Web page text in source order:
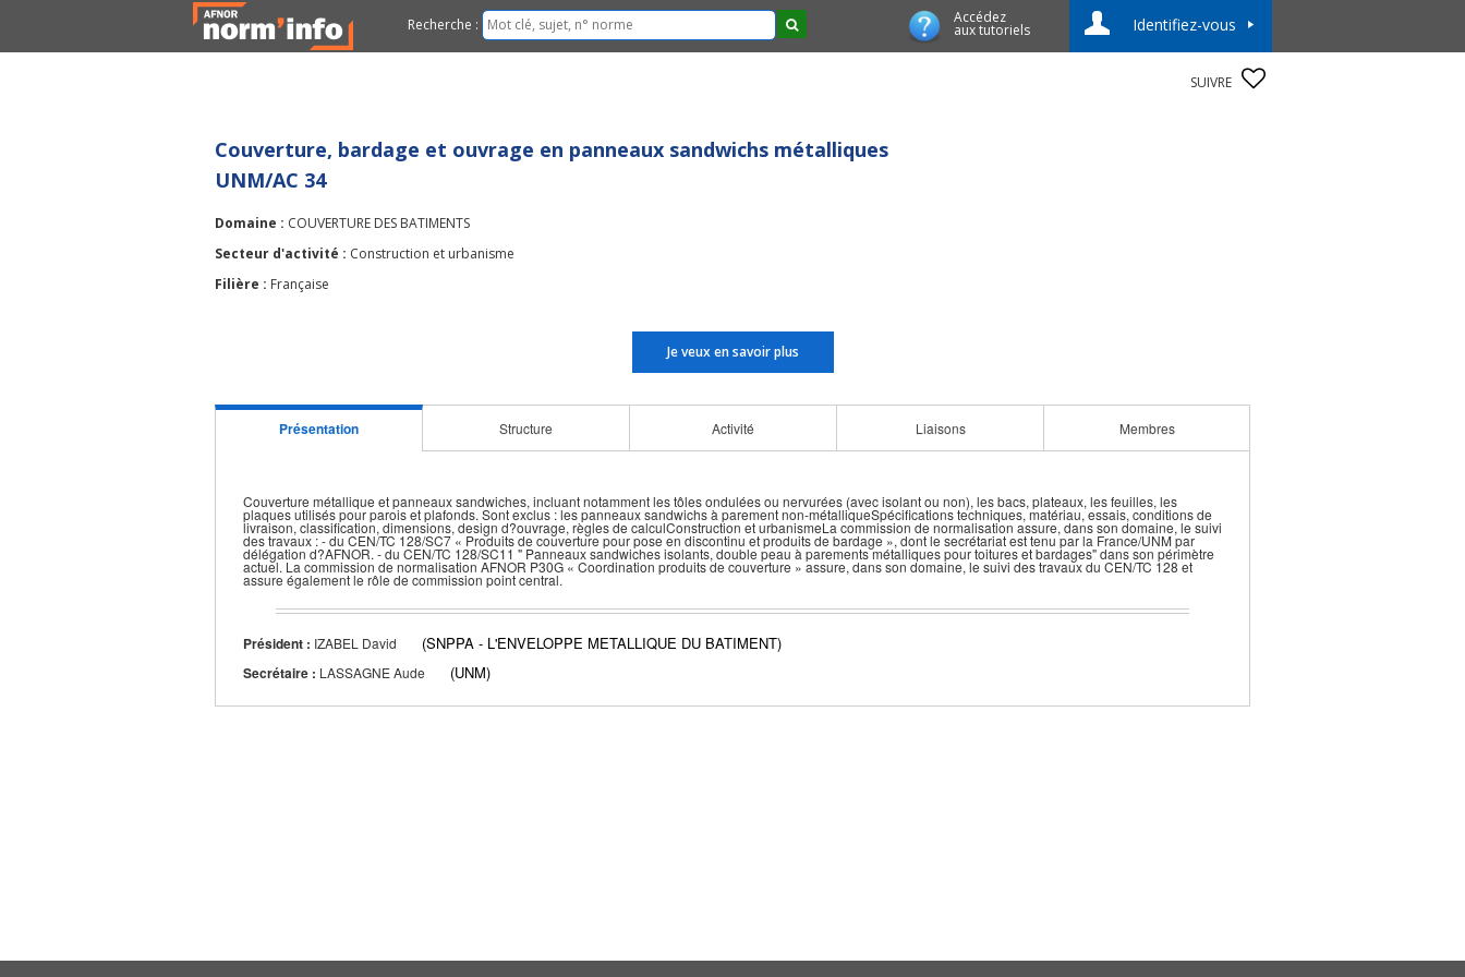
Recherche : Accédez
aux tutoriels Identifiez-vous
SUIVRE
Couverture, bardage et ouvrage en panneaux sandwichs métalliques
UNM/AC 34
Domaine : COUVERTURE DES BATIMENTS
Secteur d'activité : Construction et urbanisme
Filière : Française
Je veux en savoir plus
Présentation Structure Activité Liaisons Membres
Couverture métallique et panneaux sandwiches, incluant notamment les tôles ondulées ou nervurées (avec isolant ou non), les bacs, plateaux, les feuilles, les
plaques utilisés pour parois et plafonds. Sont exclus : les panneaux sandwichs à parement non-métalliqueSpécifications techniques, matériau, essais, conditions de
livraison, classification, dimensions, design d?ouvrage, règles de calculConstruction et urbanismeLa commission de normalisation assure, dans son domaine, le suivi
des travaux : - du CEN/TC 128/SC7 « Produits de couverture pour pose en discontinu et produits de bardage », dont le secrétariat est tenu par la France/UNM par
délégation d?AFNOR. - du CEN/TC 128/SC11 " Panneaux sandwiches isolants, double peau à parements métalliques pour toitures et bardages" dans son périmètre
actuel. La commission de normalisation AFNOR P30G « Coordination produits de couverture » assure, dans son domaine, le suivi des travaux du CEN/TC 128 et
assure également le rôle de commission point central.
Président : IZABEL David (SNPPA - L'ENVELOPPE METALLIQUE DU BATIMENT)
Secrétaire : LASSAGNE Aude (UNM)